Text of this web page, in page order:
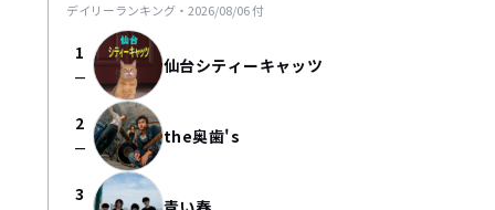
デイリーランキング・ 2026/08/06付
1
check_indeterminate_small 仙台シティーキャッツ
2
check_indeterminate_small the奥歯's
3